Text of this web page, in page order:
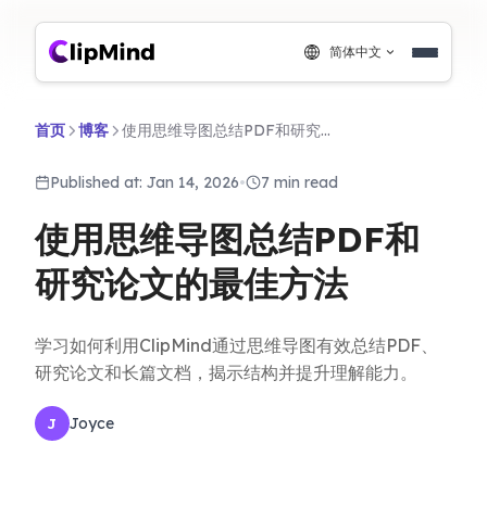
简体中文
首页 博客 使用思维导图总结PDF和研究论文的最佳方法
Published at: Jan 14, 2026• 7 min read
使用思维导图总结PDF和
研究论文的最佳方法
学习如何利用ClipMind通过思维导图有效总结PDF、
研究论文和长篇文档，揭示结构并提升理解能力。
J Joyce